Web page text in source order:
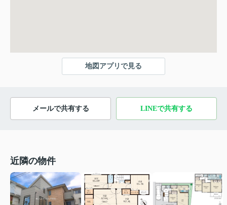
地図アプリで見る
メールで共有する LINEで共有する
近隣の物件